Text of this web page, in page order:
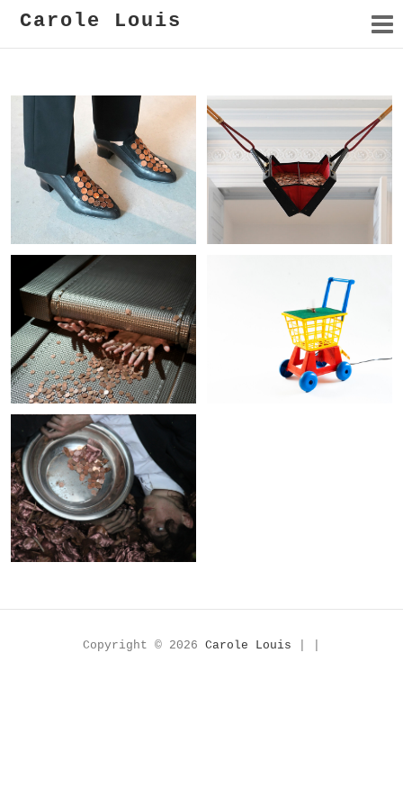
Carole Louis
Sans fonds La monnaie de ta pièce
Ruissellement Le cours de la bourse
Peanuts
Copyright © 2026 Carole Louis